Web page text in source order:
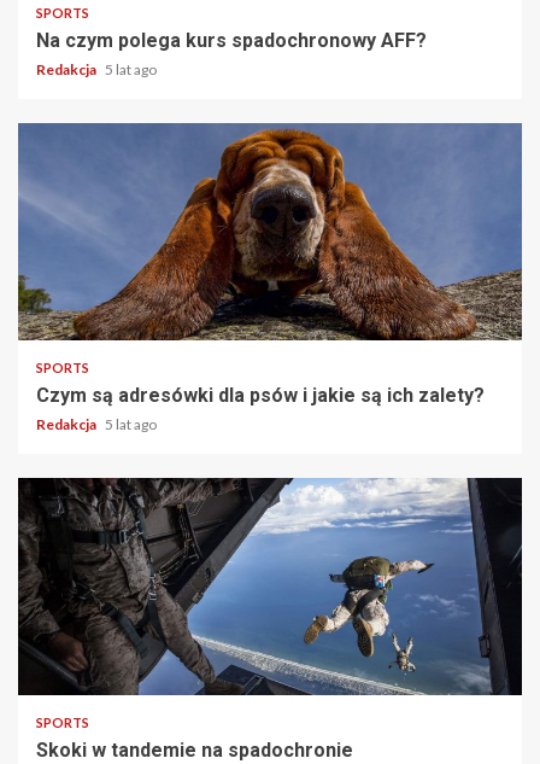
SPORTS
Na czym polega kurs spadochronowy AFF?
Redakcja 5 lat ago
2 min read
SPORTS
Czym są adresówki dla psów i jakie są ich zalety?
Redakcja 5 lat ago
2 min read
SPORTS
Skoki w tandemie na spadochronie